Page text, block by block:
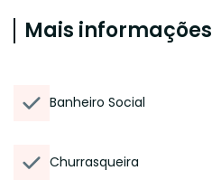
Mais informações
Banheiro Social
Churrasqueira